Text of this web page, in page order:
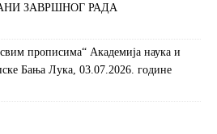
ЗАВРШНОГ РАДА
прописима“ Академија наука и
Бања Лука, 03.07.2026. године